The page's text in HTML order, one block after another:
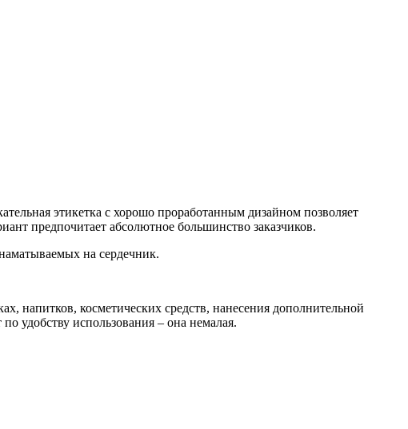
этикетка с хорошо проработанным дизайном позволяет
предпочитает абсолютное большинство заказчиков.
на сердечник.
напитков, косметических средств, нанесения дополнительной
удобству использования – она немалая.